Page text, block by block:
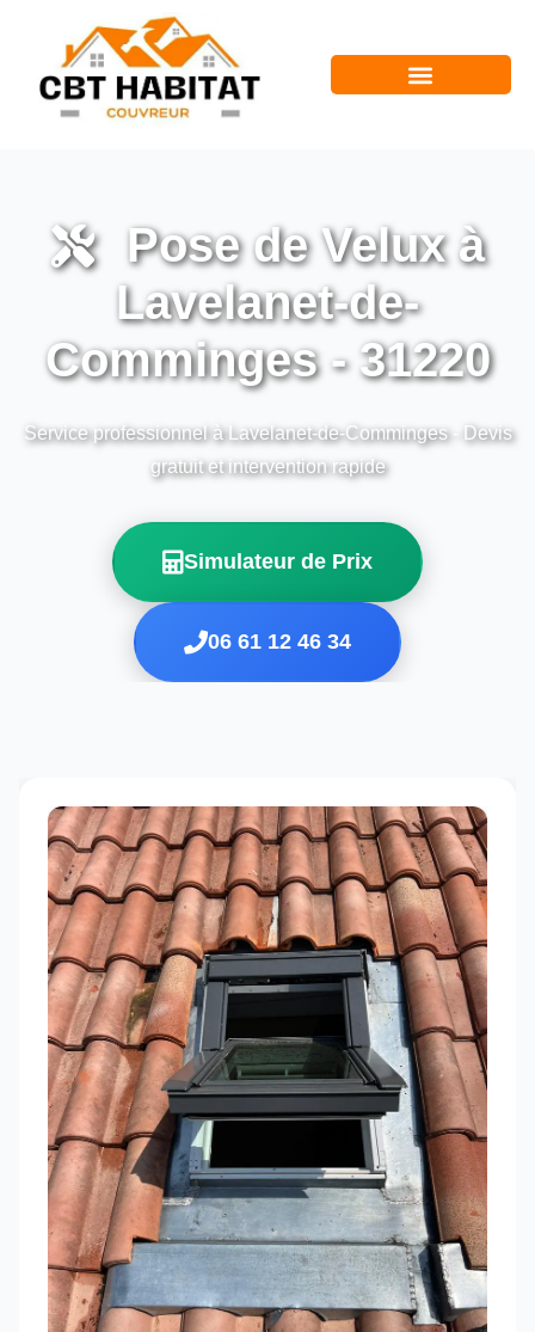
Pose de Velux à
Lavelanet-de-
Comminges - 31220
Service professionnel à Lavelanet-de-Comminges - Devis
gratuit et intervention rapide
Simulateur de Prix
06 61 12 46 34